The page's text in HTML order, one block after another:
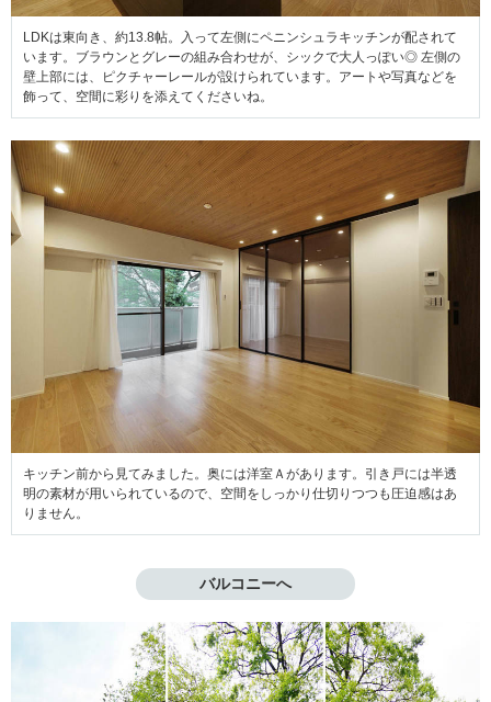
LDKは東向き、約13.8帖。入って左側にペニンシュラキッチンが配されて
います。ブラウンとグレーの組み合わせが、 シックで大人っぽい◎ 左側の
壁上部には、ピクチャーレールが設けられています。アートや写真などを
飾って、空間に彩りを添えてくださいね。
キッチン前から見てみました。奥には洋室Ａがあります。引き戸には半透
明の素材が用いられているので、空間をしっかり仕切りつつも圧迫感はあ
りません。
バルコニーへ